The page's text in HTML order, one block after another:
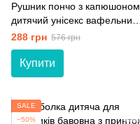
Рушник пончо з капюшоном
дитячий унісекс вафельний
Trendy Тot 03-01249
бежевий 116 см (6 років)
288 грн 576 грн
Купити
SALE
−50%